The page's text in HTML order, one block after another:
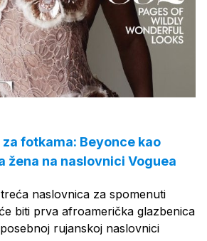
fotkama: Beyonce kao
žena na naslovnici Voguea
naslovnica za spomenuti
biti prva afroamerička glazbenica
rujanskoj naslovnici